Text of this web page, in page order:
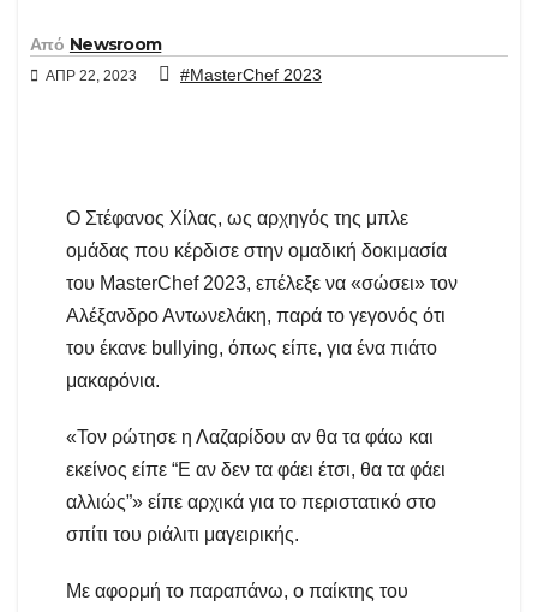
Από Newsroom
ΑΠΡ 22, 2023 #MasterChef 2023
Ο Στέφανος Χίλας, ως αρχηγός της μπλε
ομάδας που κέρδισε στην ομαδική δοκιμασία
του MasterChef 2023, επέλεξε να «σώσει» τον
Αλέξανδρο Αντωνελάκη, παρά το γεγονός ότι
του έκανε bullying, όπως είπε, για ένα πιάτο
μακαρόνια.
«Τον ρώτησε η Λαζαρίδου αν θα τα φάω και
εκείνος είπε “Ε αν δεν τα φάει έτσι, θα τα φάει
αλλιώς”» είπε αρχικά για το περιστατικό στο
σπίτι του ριάλιτι μαγειρικής.
Με αφορμή το παραπάνω, ο παίκτης του